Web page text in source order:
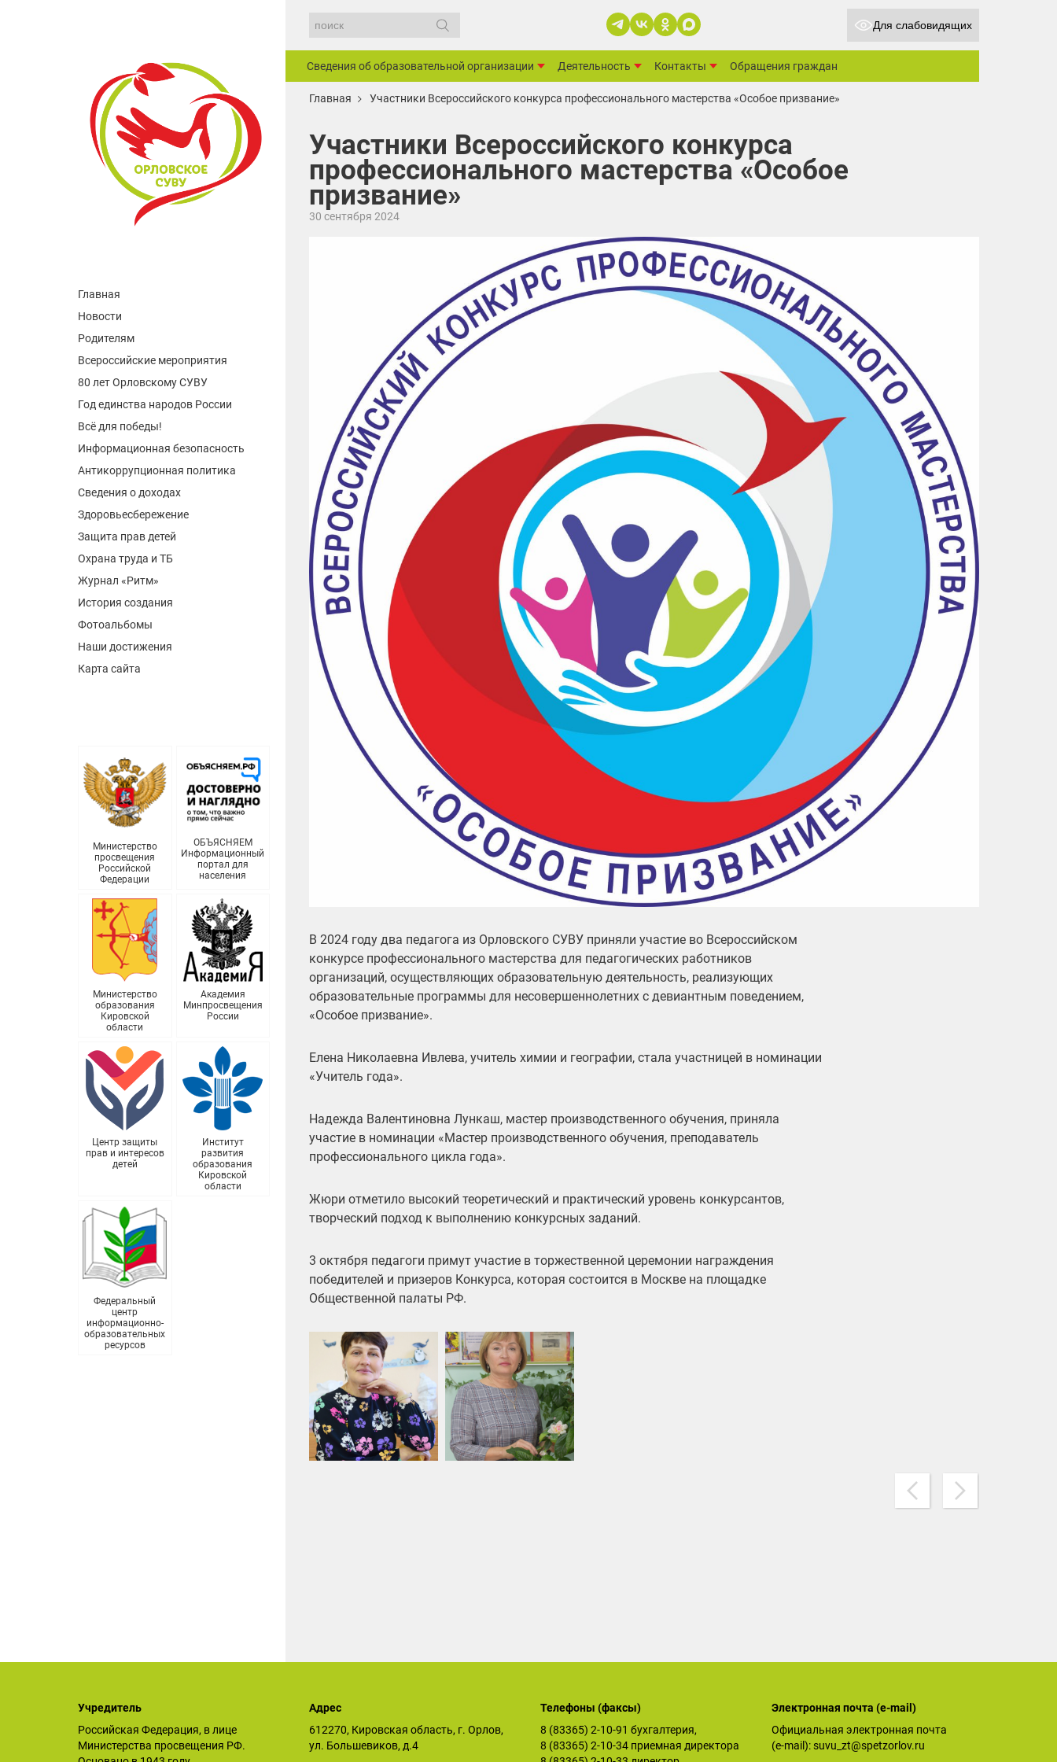
Главная
Новости
Родителям
Всероссийские мероприятия
80 лет Орловскому СУВУ
Год единства народов России
Всё для победы!
Информационная безопасность
Антикоррупционная политика
Сведения о доходах
Здоровьесбережение
Защита прав детей
Охрана труда и ТБ
Журнал «Ритм»
История создания
Фотоальбомы
Наши достижения
Карта сайта
Министерство
просвещения
Российской
Федерации
ОБЪЯСНЯЕМ
Информационный
портал для
населения
Министерство
образования
Кировской
области
Академия
Минпросвещения
России
Центр защиты
прав и интересов
детей
Институт
развития
образования
Кировской
области
Федеральный
центр
информационно-
образовательных
ресурсов
Для слабовидящих
Сведения об образовательной организации Деятельность Контакты Обращения граждан
Главная Участники Всероссийского конкурса профессионального мастерства «Особое призвание»
Участники Всероссийского конкурса
профессионального мастерства «Особое
призвание»
30 сентября 2024
В 2024 году два педагога из Орловского СУВУ приняли участие во Всероссийском
конкурсе профессионального мастерства для педагогических работников
организаций, осуществляющих образовательную деятельность, реализующих
образовательные программы для несовершеннолетних с девиантным поведением,
«Особое призвание».
Елена Николаевна Ивлева, учитель химии и географии, стала участницей в номинации
«Учитель года».
Надежда Валентиновна Лункаш, мастер производственного обучения, приняла
участие в номинации «Мастер производственного обучения, преподаватель
профессионального цикла года».
Жюри отметило высокий теоретический и практический уровень конкурсантов,
творческий подход к выполнению конкурсных заданий.
3 октября педагоги примут участие в торжественной церемонии награждения
победителей и призеров Конкурса, которая состоится в Москве на площадке
Общественной палаты РФ.
Учредитель
Российская Федерация, в лице
Министерства просвещения РФ.
Адрес
612270, Кировская область, г. Орлов,
ул. Большевиков, д.4
Телефоны (факсы)
8 (83365) 2-10-91 бухгалтерия,
8 (83365) 2-10-34 приемная директора
Электронная почта (е-mail)
Официальная электронная почта
(е-mail):suvu_zt@spetzorlov.ru